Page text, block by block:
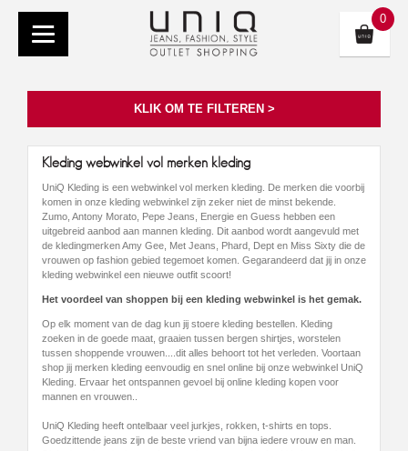
0
KLIK OM TE FILTEREN >
Kleding webwinkel vol merken kleding
UniQ Kleding is een webwinkel vol merken kleding. De merken die voorbij
komen in onze kleding webwinkel zijn zeker niet de minst bekende.
Zumo, Antony Morato, Pepe Jeans, Energie en Guess hebben een
uitgebreid aanbod aan mannen kleding. Dit aanbod wordt aangevuld met
de kledingmerken Amy Gee, Met Jeans, Phard, Dept en Miss Sixty die de
vrouwen op fashion gebied tegemoet komen. Gegarandeerd dat jij in onze
kleding webwinkel een nieuwe outfit scoort!
Het voordeel van shoppen bij een kleding webwinkel is het gemak.
Op elk moment van de dag kun jij stoere kleding bestellen. Kleding
zoeken in de goede maat, graaien tussen bergen shirtjes, worstelen
tussen shoppende vrouwen....dit alles behoort tot het verleden. Voortaan
shop jij merken kleding eenvoudig en snel online bij onze webwinkel UniQ
Kleding. Ervaar het ontspannen gevoel bij online kleding kopen voor
mannen en vrouwen..
UniQ Kleding heeft ontelbaar veel jurkjes, rokken, t-shirts en tops.
Goedzittende jeans zijn de beste vriend van bijna iedere vrouw en man.